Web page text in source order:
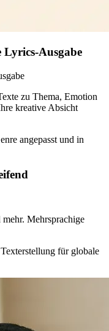
Ausgabe
zu Thema, Emotion
kreative Absicht
angepasst und in
Mehrsprachige
für globale